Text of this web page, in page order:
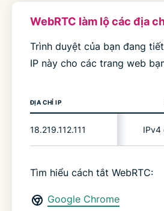
WebRTC làm lộ các địa
Trình duyệt của bạn đang
IP này cho các trang web
ĐỊA CHỈ IP
18.219.112.111 IPv4
Tìm hiểu cách tắt WebRTC:
Google Chrome